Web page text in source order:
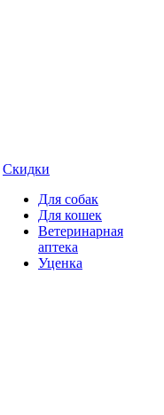
Скидки
Для собак
Для кошек
Ветеринарная
аптека
Уценка